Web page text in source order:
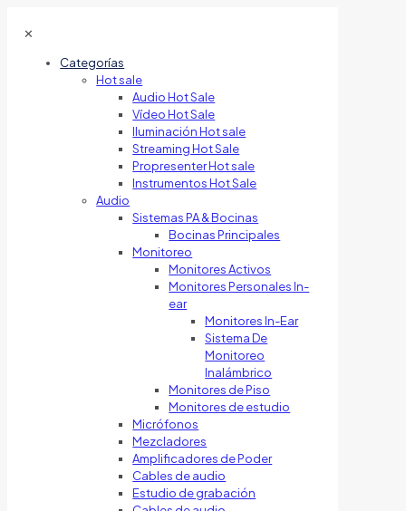
✕
Categorías
Hot sale
Audio Hot Sale
Vídeo Hot Sale
Iluminación Hot sale
Streaming Hot Sale
Propresenter Hot sale
Instrumentos Hot Sale
Audio
Sistemas PA & Bocinas
Bocinas Principales
Monitoreo
Monitores Activos
Monitores Personales In-
ear
Monitores In-Ear
Sistema De
Monitoreo
Inalámbrico
Monitores de Piso
Monitores de estudio
Micrófonos
Mezcladores
Amplificadores de Poder
Cables de audio
Estudio de grabación